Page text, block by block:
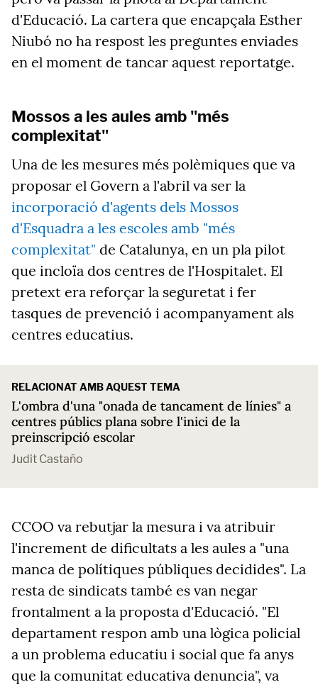
d'Educació. La cartera que encapçala Esther
Niubó no ha respost les preguntes enviades
en el moment de tancar aquest reportatge.
Mossos a les aules amb "més
complexitat"
Una de les mesures més polèmiques que va
proposar el Govern a l'abril va ser la
incorporació d'agents dels Mossos
d'Esquadra a les escoles amb "més
complexitat" de Catalunya, en un pla pilot
que incloïa dos centres de l'Hospitalet. El
pretext era reforçar la seguretat i fer
tasques de prevenció i acompanyament als
centres educatius.
RELACIONAT AMB AQUEST TEMA
L'ombra d'una "onada de tancament de línies" a
centres públics plana sobre l'inici de la
preinscripció escolar
Judit Castaño
CCOO va rebutjar la mesura i va atribuir
l'increment de dificultats a les aules a "una
manca de polítiques públiques decidides". La
resta de sindicats també es van negar
frontalment a la proposta d'Educació. "El
departament respon amb una lògica policial
a un problema educatiu i social que fa anys
que la comunitat educativa denuncia", va